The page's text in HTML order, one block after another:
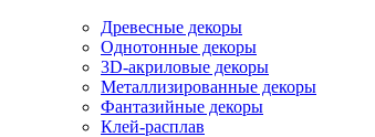
Древесные декоры
Однотонные декоры
3D-акриловые декоры
Металлизированные декоры
Фантазийные декоры
Клей-расплав